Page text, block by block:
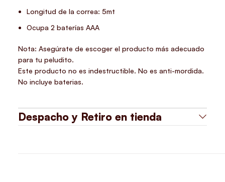
Longitud de la correa: 5mt
Ocupa 2 baterías AAA
Nota: Asegúrate de escoger el producto más adecuado
para tu peludito.
Este producto no es indestructible. No es anti-mordida.
No incluye baterias.
Despacho y Retiro en tienda